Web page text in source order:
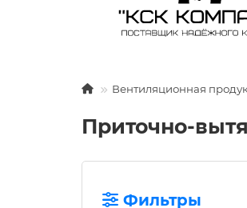
Вентиляционная
Приточно-
Фильтры